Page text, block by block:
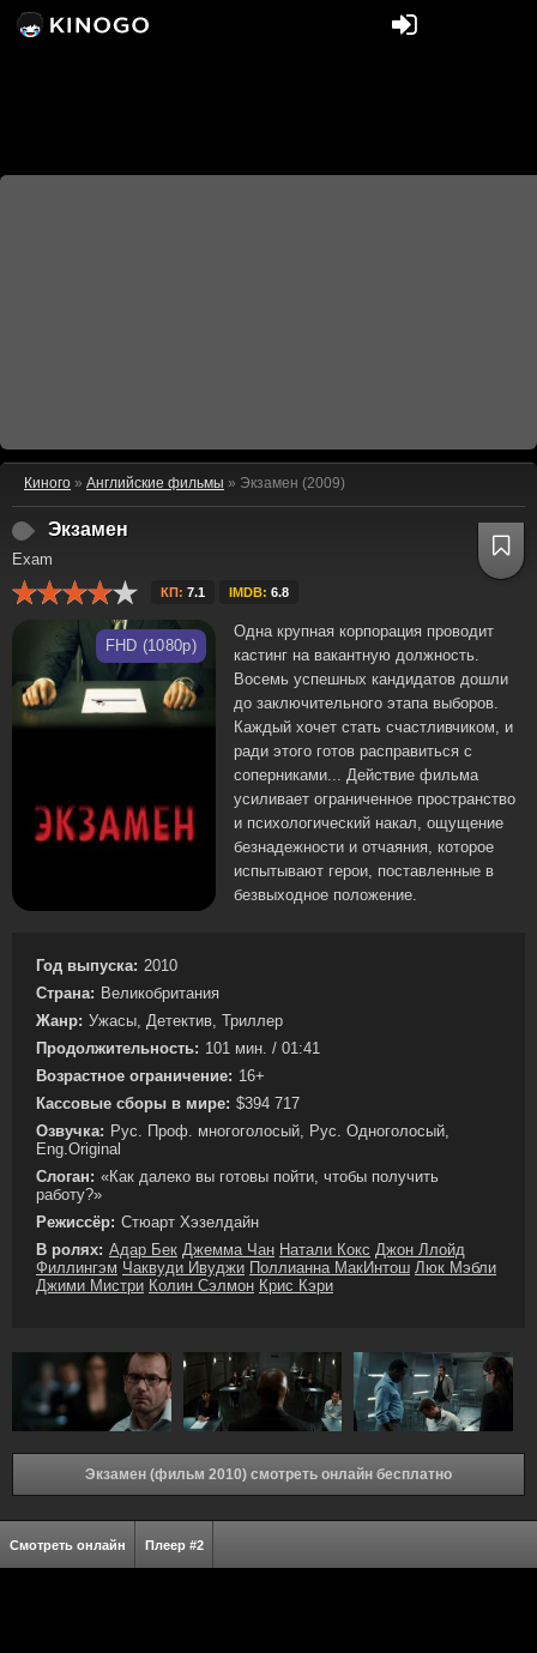
Киного » Английские фильмы » Экзамен (2009)
Экзамен
Exam
КП: 7.1 IMDB: 6.8
FHD (1080p)
Одна крупная корпорация проводит
кастинг на вакантную должность.
Восемь успешных кандидатов дошли
до заключительного этапа выборов.
Каждый хочет стать счастливчиком, и
ради этого готов расправиться с
соперниками... Действие фильма
усиливает ограниченное пространство
и психологический накал, ощущение
безнадежности и отчаяния, которое
испытывают герои, поставленные в
безвыходное положение.
Год выпуска: 2010
Страна: Великобритания
Жанр: Ужасы, Детектив, Триллер
Продолжительность: 101 мин. / 01:41
Возрастное ограничение: 16+
Кассовые сборы в мире: $394 717
Озвучка: Рус. Проф. многоголосый, Рус. Одноголосый,
Eng.Original
Слоган: «Как далеко вы готовы пойти, чтобы получить
работу?»
Режиссёр: Стюарт Хэзелдайн
В ролях: Адар Бек Джемма Чан Натали Кокс Джон Ллойд
Филлингэм Чаквуди Ивуджи Поллианна МакИнтош Люк Мэбли
Джими Мистри Колин Сэлмон Крис Кэри
Экзамен (фильм 2010) смотреть онлайн бесплатно
Смотреть онлайн Плеер #2